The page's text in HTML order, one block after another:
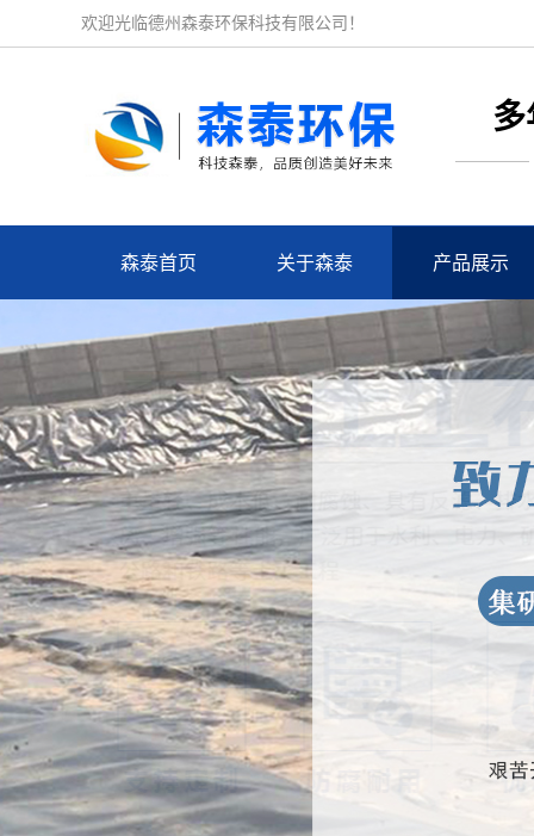
欢迎光临德州森泰环保科技有限公司！
森泰首页 关于森泰 产品展示